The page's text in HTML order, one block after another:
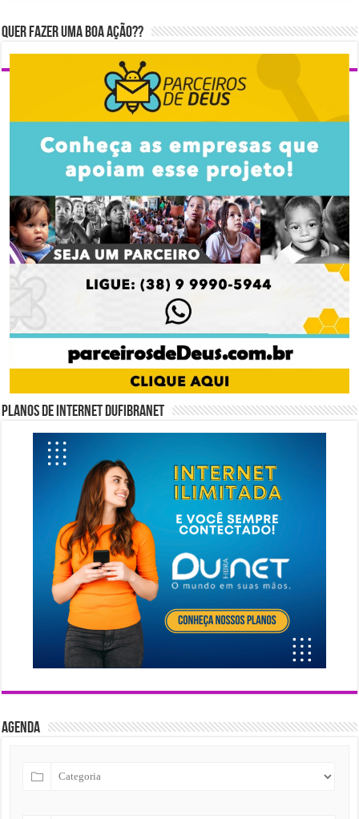
Quer fazer uma boa ação??
Planos de internet DUFIBRANET
Agenda